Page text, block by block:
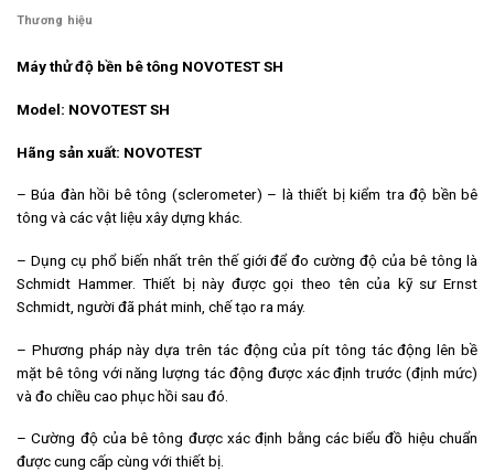
Thương hiệu
Máy thử độ bền bê tông NOVOTEST SH
Model: NOVOTEST SH
Hãng sản xuất: NOVOTEST
– Búa đàn hồi bê tông (sclerometer) – là thiết bị kiểm tra độ bền bê
tông và các vật liệu xây dựng khác.
– Dụng cụ phổ biến nhất trên thế giới để đo cường độ của bê tông là
Schmidt Hammer. Thiết bị này được gọi theo tên của kỹ sư Ernst
Schmidt, người đã phát minh, chế tạo ra máy.
– Phương pháp này dựa trên tác động của pít tông tác động lên bề
mặt bê tông với năng lượng tác động được xác định trước (định mức)
và đo chiều cao phục hồi sau đó.
– Cường độ của bê tông được xác định bằng các biểu đồ hiệu chuẩn
được cung cấp cùng với thiết bị.